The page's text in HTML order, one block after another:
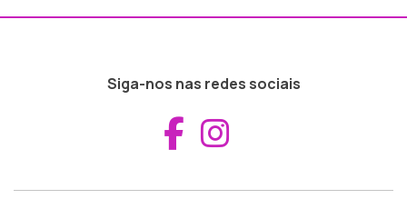
Siga-nos nas redes sociais
Aceder ao